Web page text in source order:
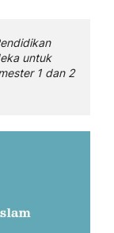
untuk
1 dan 2